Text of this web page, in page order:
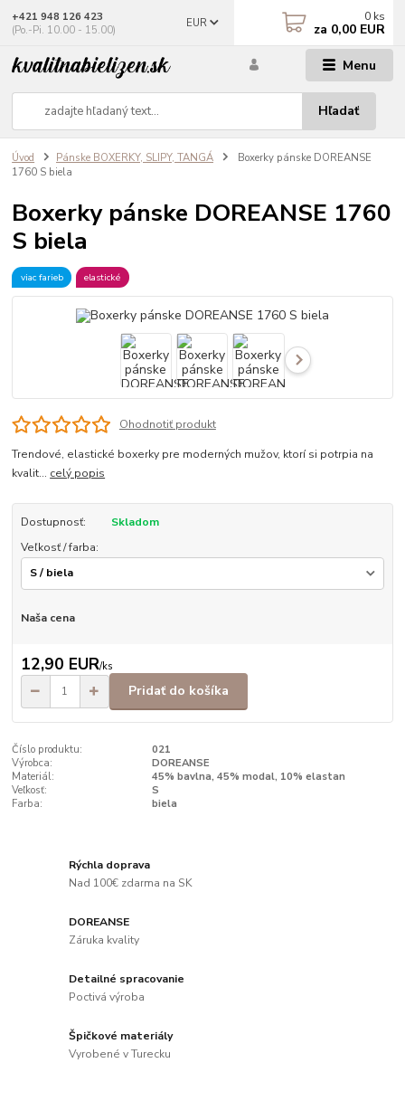
Menu
EUR
Hľadať
+421 948 126 423
(Po.-Pi. 10.00 - 15.00)
0 ks
za 0,00 EUR
Úvod Pánske BOXERKY, SLIPY, TANGÁ
Boxerky pánske DOREANSE
1760 S biela
Boxerky pánske DOREANSE 1760
S biela
viac farieb elastické
Ohodnotiť produkt
Trendové, elastické boxerky pre moderných mužov, ktorí si potrpia na
kvalit... celý popis
Dostupnosť:
Skladom
Veľkosť / farba:
Naša cena
12,90 EUR/ks
Pridať do košíka
Číslo produktu:
021
Výrobca:
DOREANSE
Materiál:
45% bavlna, 45% modal, 10% elastan
Veľkosť:
S
Farba:
biela
Rýchla doprava
Nad 100€ zdarma na SK
DOREANSE
Záruka kvality
Detailné spracovanie
Poctivá výroba
Špičkové materiály
Vyrobené v Turecku